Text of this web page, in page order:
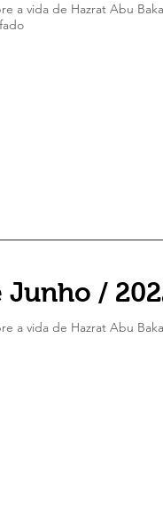
a vida de Hazrat Abu
Junho /
a vida de Hazrat Abu